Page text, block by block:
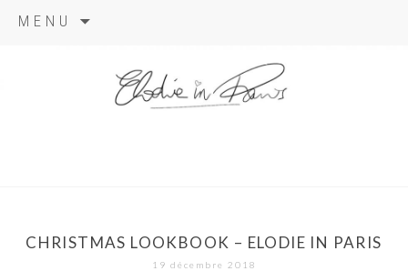
MENU
CHRISTMAS LOOKBOOK – ELODIE IN PARIS
19 décembre 2018